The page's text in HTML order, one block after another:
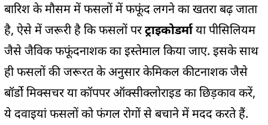
बारिश के मौसम में फसलों में फफूंद लगने का खतरा बढ़ जाता
है, ऐसे में जरूरी है कि फसलों परट्राइकोडर्माया पीसिलियम
जैसे जैविक फफूंदनाशक का इस्तेमाल किया जाए. इसके साथ
ही फसलों की जरूरत के अनुसार केमिकल कीटनाशक जैसे
बॉर्डो मिक्सचर या कॉपपर ऑक्सीक्लोराइड का छिड़काव करें,
ये दवाइयां फसलों को फंगल रोगों से बचाने में मदद करते हैं.